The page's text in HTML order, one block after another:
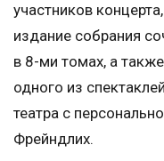
участников
издание собрания
в 8-ми томах, а
одного из
театра с
Фрейндлих.